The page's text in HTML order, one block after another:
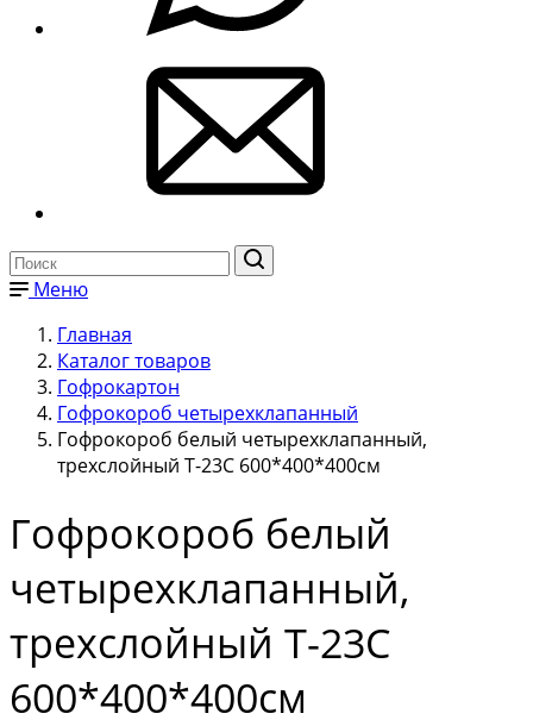
Меню
Главная
Каталог товаров
Гофрокартон
Гофрокороб четырехклапанный
Гофрокороб белый четырехклапанный,
трехслойный Т-23С 600*400*400см
Гофрокороб белый
четырехклапанный,
трехслойный Т-23С
600*400*400см